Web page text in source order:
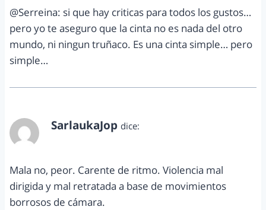
@Serreina: si que hay criticas para todos los gustos…
pero yo te aseguro que la cinta no es nada del otro
mundo, ni ningun truñaco. Es una cinta simple… pero
simple…
SarlaukaJop dice:
Mala no, peor. Carente de ritmo. Violencia mal
dirigida y mal retratada a base de movimientos
borrosos de cámara.